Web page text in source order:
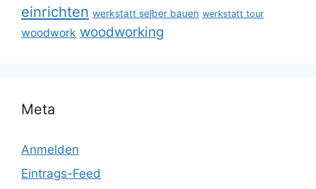
einrichten werkstatt selber bauen werkstatt tour
woodwork woodworking
Meta
Anmelden
Eintrags-Feed